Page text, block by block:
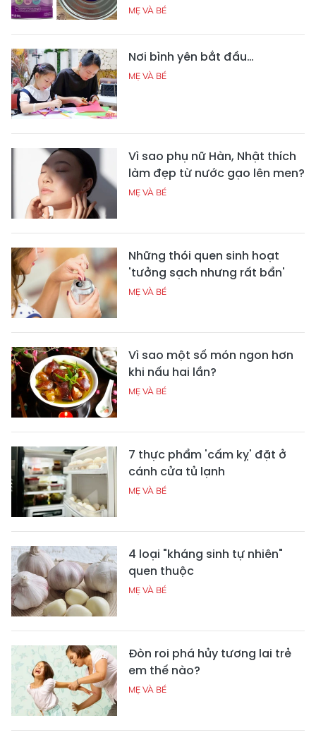
MẸ VÀ BÉ
Nơi bình yên bắt đầu…
MẸ VÀ BÉ
Vì sao phụ nữ Hàn, Nhật thích
làm đẹp từ nước gạo lên men?
MẸ VÀ BÉ
Những thói quen sinh hoạt
'tưởng sạch nhưng rất bẩn'
MẸ VÀ BÉ
Vì sao một số món ngon hơn
khi nấu hai lần?
MẸ VÀ BÉ
7 thực phẩm 'cấm kỵ' đặt ở
cánh cửa tủ lạnh
MẸ VÀ BÉ
4 loại "kháng sinh tự nhiên"
quen thuộc
MẸ VÀ BÉ
Đòn roi phá hủy tương lai trẻ
em thế nào?
MẸ VÀ BÉ